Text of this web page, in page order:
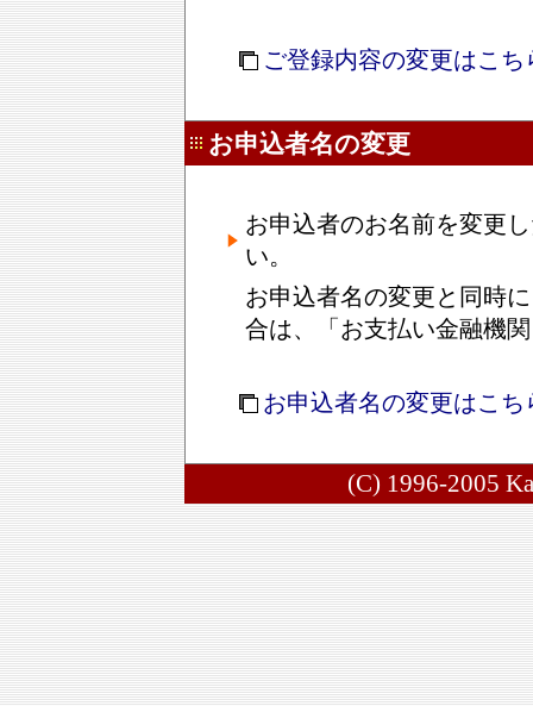
ご登録内容の変更はこち
お申込者名の変更
お申込者のお名前を変更
い。
お申込者名の変更と同時
合は、「お支払い金融機
お申込者名の変更はこち
(C) 1996-2005